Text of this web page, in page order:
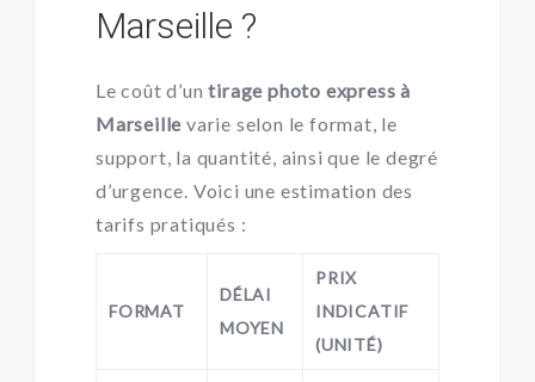
Marseille ?
Le coût d’untirage photo express à
Marseille varie selon le format, le
support, la quantité, ainsi que le degré
d’urgence. Voici une estimation des
tarifs pratiqués :
FORMAT
DÉLAI
MOYEN
PRIX
INDICATIF
(UNITÉ)